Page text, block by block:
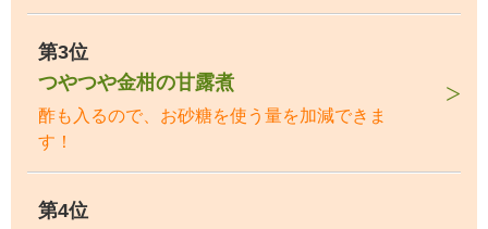
第3位
つやつや金柑の甘露煮
酢も入るので、お砂糖を使う量を加減できま
す！
第4位